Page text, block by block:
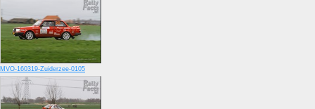
MVO-160319-Zuiderzee-0105